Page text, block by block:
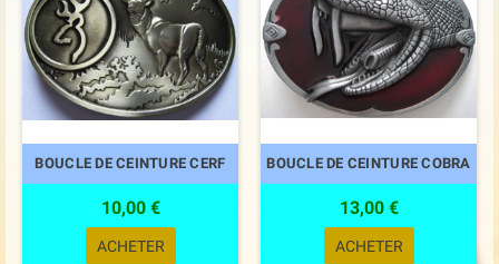
BOUCLE DE CEINTURE CERF
10,00 €
ACHETER
BOUCLE DE CEINTURE COBRA
13,00 €
ACHETER